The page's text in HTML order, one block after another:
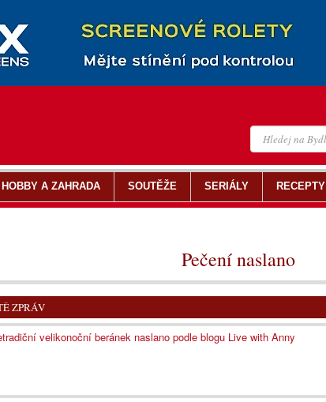
Pečení naslano
ZPRÁV
velikonoční beránek naslano podle blogu Live with Anny
HOBBY A ZAHRADA SOUTĚŽE SERIÁLY RECEPTY